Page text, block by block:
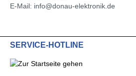
E-Mail: info@donau-elektronik.de
SERVICE-HOTLINE